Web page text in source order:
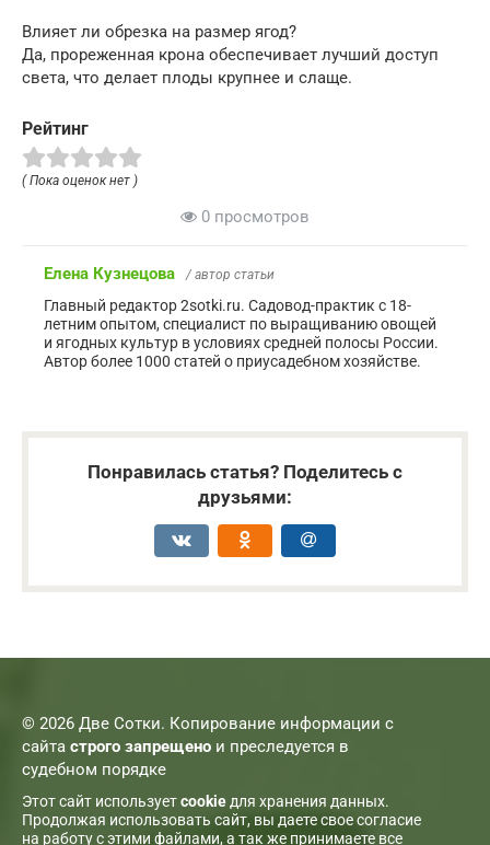
Влияет ли обрезка на размер ягод?
Да, прореженная крона обеспечивает лучший доступ
света, что делает плоды крупнее и слаще.
Рейтинг
( Пока оценок нет )
0 просмотров
Елена Кузнецова / автор статьи
Главный редактор 2sotki.ru. Садовод-практик с 18-
летним опытом, специалист по выращиванию овощей
и ягодных культур в условиях средней полосы России.
Автор более 1000 статей о приусадебном хозяйстве.
Понравилась статья? Поделитесь с
друзьями:
© 2026 Две Сотки. Копирование информации с
сайта строго запрещено и преследуется в
судебном порядке
Этот сайт используетcookie для хранения данных.
Продолжая использовать сайт, вы даете свое согласие
на работу с этими файлами, а так же принимаете все